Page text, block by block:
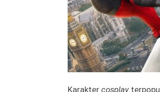
Karakter cosplay